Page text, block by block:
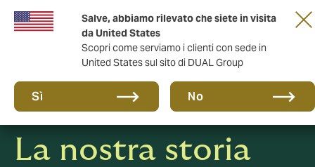
Salve, abbiamo rilevato che siete in visita
da United States
Scopri come serviamo i clienti con sede in
United States sul sito di DUAL Group
Sì No
anni di DUAL Italia
La nostra storia